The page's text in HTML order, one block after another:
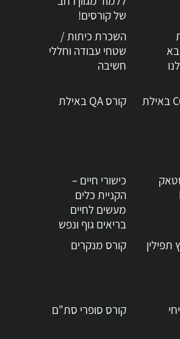
של קורסים!
בא
השכרת כיתות /
שטחי עבודה וחללי
חשיבה
קורס QA באילת
כישורי חיים –
הקניית כלים
מעשים לחיים
בריאים גוף ונפש
תפילין קורס מנקרים
קורס סופרי סת"ם